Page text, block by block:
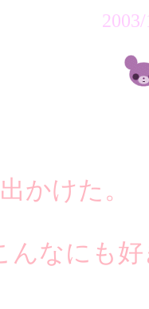
かけた。
なにも